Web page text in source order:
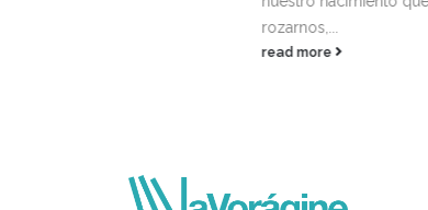
rozarnos,...
read more